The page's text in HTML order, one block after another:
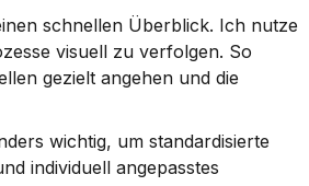
schnellen Überblick. Ich nutze
visuell zu verfolgen. So
gezielt angehen und die
wichtig, um standardisierte
individuell angepasstes